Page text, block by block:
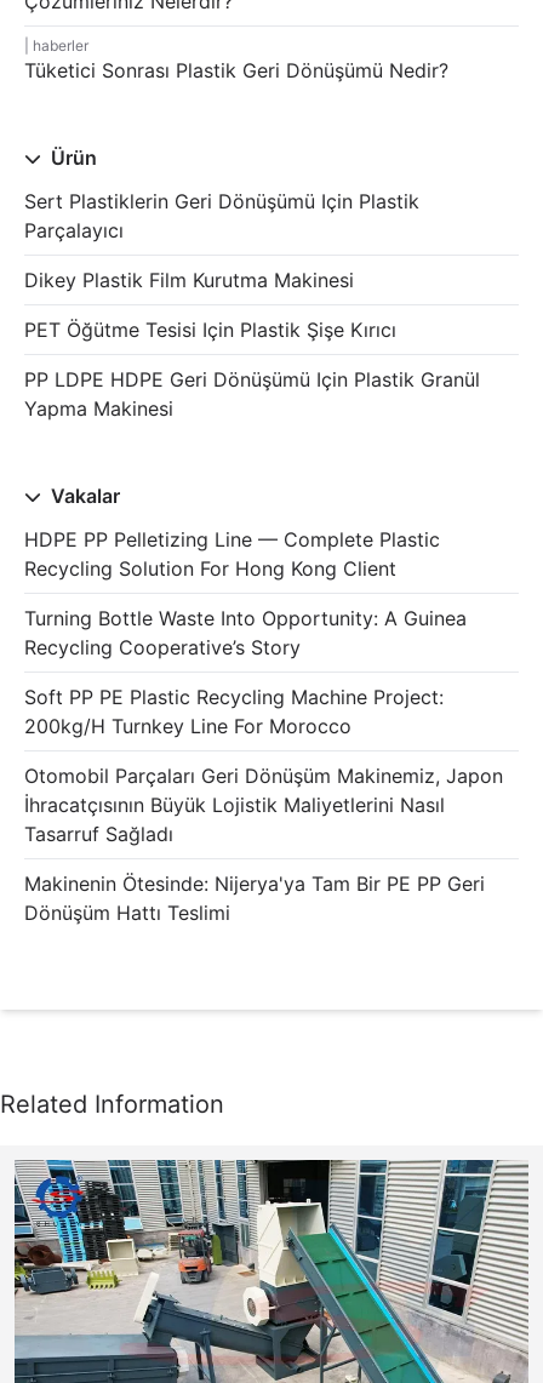
haberler
Tüketici Sonrası Plastik Geri Dönüşümü Nedir?
Ürün
Sert Plastiklerin Geri Dönüşümü Için Plastik
Parçalayıcı
Dikey Plastik Film Kurutma Makinesi
PET Öğütme Tesisi Için Plastik Şişe Kırıcı
PP LDPE HDPE Geri Dönüşümü Için Plastik Granül
Yapma Makinesi
Vakalar
HDPE PP Pelletizing Line — Complete Plastic
Recycling Solution For Hong Kong Client
Turning Bottle Waste Into Opportunity: A Guinea
Recycling Cooperative’s Story
Soft PP PE Plastic Recycling Machine Project:
200kg/h Turnkey Line For Morocco
Otomobil Parçaları Geri Dönüşüm Makinemiz, Japon
İhracatçısının Büyük Lojistik Maliyetlerini Nasıl
Tasarruf Sağladı
Makinenin Ötesinde: Nijerya'ya Tam Bir PE PP Geri
Dönüşüm Hattı Teslimi